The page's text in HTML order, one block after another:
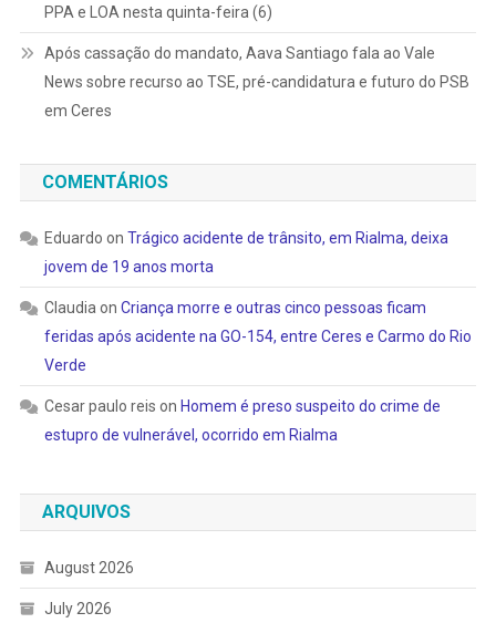
PPA e LOA nesta quinta-feira (6)
Após cassação do mandato, Aava Santiago fala ao Vale
News sobre recurso ao TSE, pré-candidatura e futuro do PSB
em Ceres
COMENTÁRIOS
Eduardo on Trágico acidente de trânsito, em Rialma, deixa
jovem de 19 anos morta
Claudia on Criança morre e outras cinco pessoas ficam
feridas após acidente na GO-154, entre Ceres e Carmo do Rio
Verde
Cesar paulo reis on Homem é preso suspeito do crime de
estupro de vulnerável, ocorrido em Rialma
ARQUIVOS
August 2026
July 2026